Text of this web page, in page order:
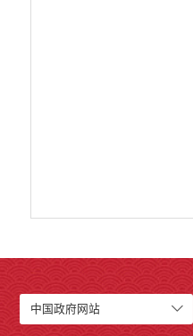
中国政府网站